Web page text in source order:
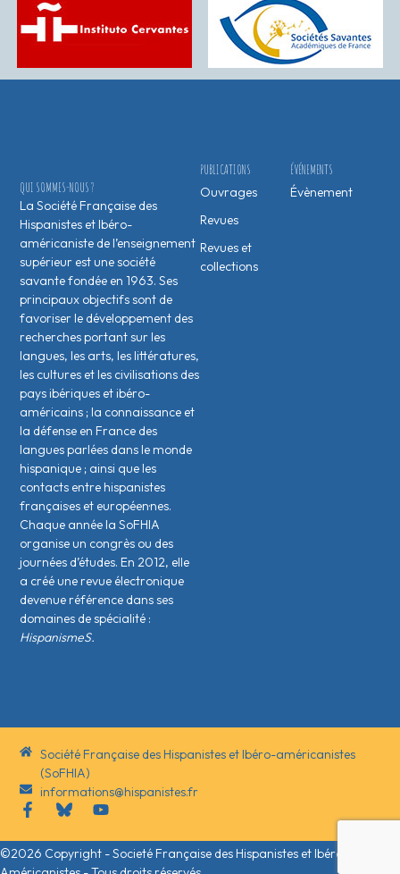
ÉVÉNEMENTS
Évènement
PUBLICATIONS
Ouvrages
Revues
Revues et
collections
QUI SOMMES-NOUS ?
La Société Française des
Hispanistes et Ibéro-
américaniste de l’enseignement
supérieur est une société
savante fondée en 1963. Ses
principaux objectifs sont de
favoriser le développement des
recherches portant sur les
langues, les arts, les littératures,
les cultures et les civilisations des
pays ibériques et ibéro-
américains ; la connaissance et
la défense en France des
langues parlées dans le monde
hispanique ; ainsi que les
contacts entre hispanistes
français·es et européen·nes.
Chaque année la SoFHIA
organise un congrès ou des
journées d’études. En 2012, elle
a créé une revue électronique
devenue référence dans ses
domaines de spécialité :
HispanismeS.
Société Française des Hispanistes et Ibéro-américanistes
(SoFHIA)
informations@hispanistes.fr
©2026 Copyright - Societé Française des Hispanistes et Ibéro-